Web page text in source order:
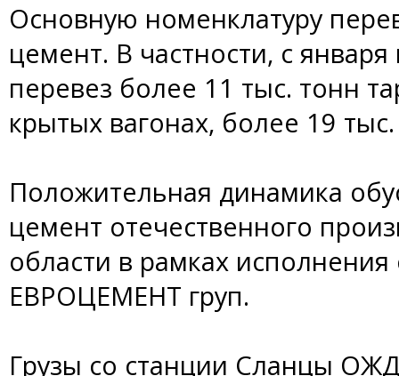
Основную номенклатуру
цемент. В частности, с
перевез более 11 тыс. тонн
крытых вагонах, более 19
Положительная динамика
цемент отечественного
области в рамках исполнения
ЕВРОЦЕМЕНТ груп.
Грузы со станции Сланцы